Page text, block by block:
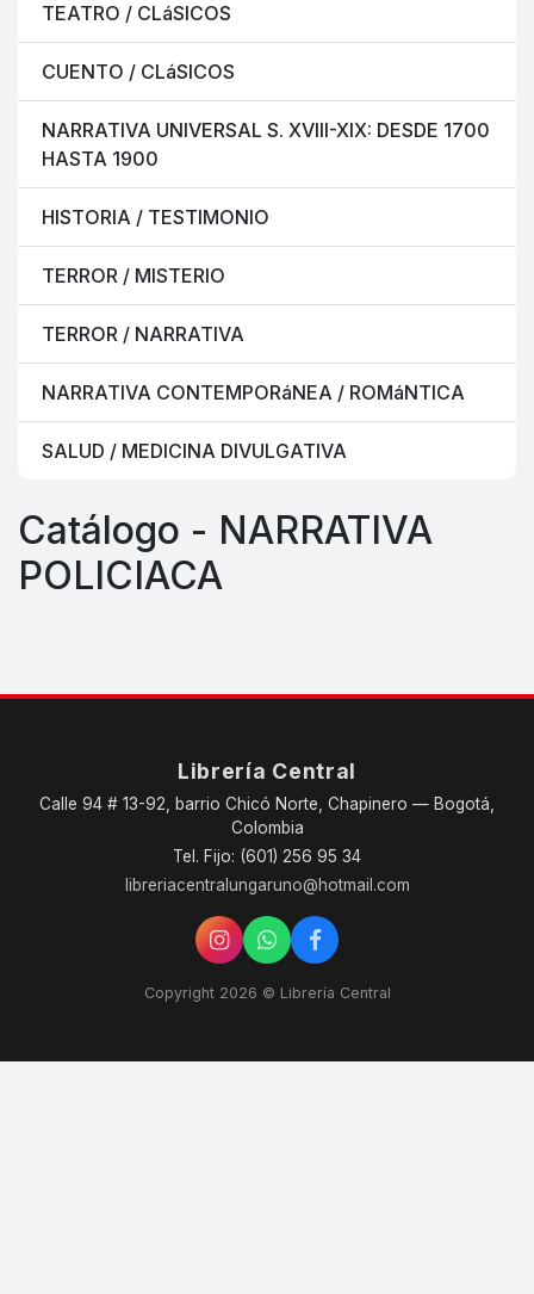
TEATRO / CLáSICOS
CUENTO / CLáSICOS
NARRATIVA UNIVERSAL S. XVIII-XIX: DESDE 1700
HASTA 1900
HISTORIA / TESTIMONIO
TERROR / MISTERIO
TERROR / NARRATIVA
NARRATIVA CONTEMPORáNEA / ROMáNTICA
SALUD / MEDICINA DIVULGATIVA
Catálogo - NARRATIVA
POLICIACA
Librería Central
Calle 94 # 13-92, barrio Chicó Norte, Chapinero — Bogotá,
Colombia
Tel. Fijo: (601) 256 95 34
libreriacentralungaruno@hotmail.com
Copyright 2026 © Librería Central